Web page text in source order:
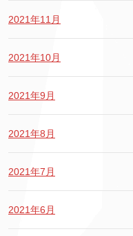
2021年11月
2021年10月
2021年9月
2021年8月
2021年7月
2021年6月